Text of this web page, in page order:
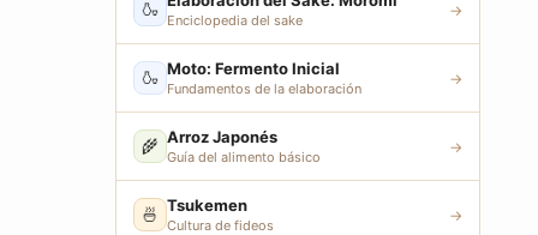
🍶
Enciclopedia del sake
→
🍶 Moto: Fermento Inicial
Fundamentos de la elaboración
→
🌾 Arroz Japonés
Guía del alimento básico
→
🍜 Tsukemen
Cultura de fideos
→